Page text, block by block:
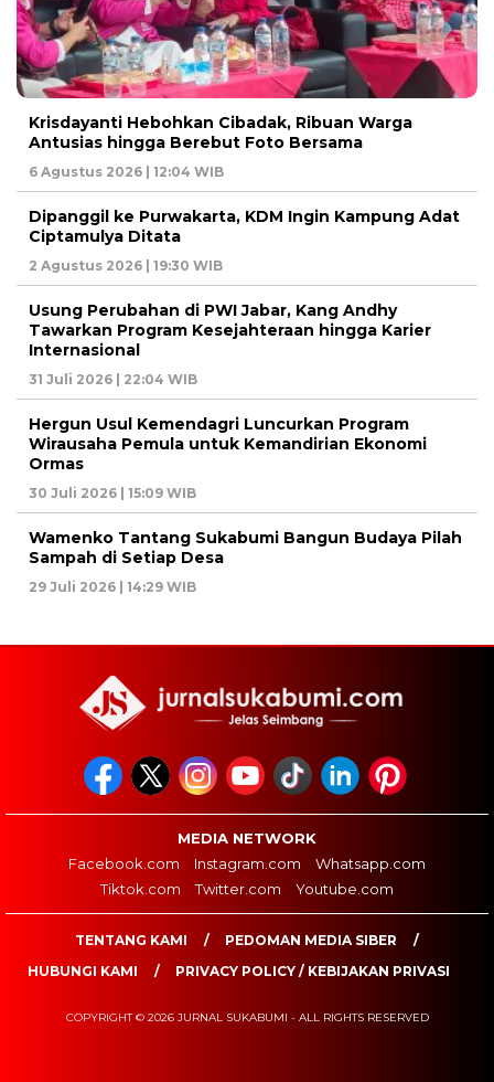
Krisdayanti Hebohkan Cibadak, Ribuan Warga
Antusias hingga Berebut Foto Bersama
6 Agustus 2026 | 12:04 WIB
Dipanggil ke Purwakarta, KDM Ingin Kampung Adat
Ciptamulya Ditata
2 Agustus 2026 | 19:30 WIB
Usung Perubahan di PWI Jabar, Kang Andhy
Tawarkan Program Kesejahteraan hingga Karier
Internasional
31 Juli 2026 | 22:04 WIB
Hergun Usul Kemendagri Luncurkan Program
Wirausaha Pemula untuk Kemandirian Ekonomi
Ormas
30 Juli 2026 | 15:09 WIB
Wamenko Tantang Sukabumi Bangun Budaya Pilah
Sampah di Setiap Desa
29 Juli 2026 | 14:29 WIB
MEDIA NETWORK
Facebook.com
Instagram.com
Whatsapp.com
Tiktok.com
Twitter.com Youtube.com
TENTANG KAMI
PEDOMAN MEDIA SIBER
HUBUNGI KAMI
PRIVACY POLICY / KEBIJAKAN PRIVASI
COPYRIGHT © 2026 JURNAL SUKABUMI - ALL RIGHTS RESERVED